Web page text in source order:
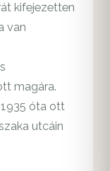
kifejezetten
van
magára.
óta ott
utcáin